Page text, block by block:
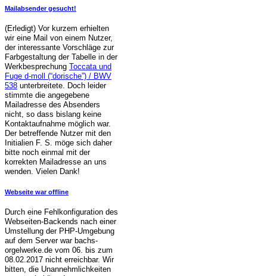
Mailabsender gesucht!
(Erledigt) Vor kurzem erhielten
wir eine Mail von einem Nutzer,
der interessante Vorschläge zur
Farbgestaltung der Tabelle in der
Werkbesprechung Toccata und
Fuge d-moll (“dorische”) / BWV
538 unterbreitete. Doch leider
stimmte die angegebene
Mailadresse des Absenders
nicht, so dass bislang keine
Kontaktaufnahme möglich war.
Der betreffende Nutzer mit den
Initialien F. S. möge sich daher
bitte noch einmal mit der
korrekten Mailadresse an uns
wenden. Vielen Dank!
Webseite war offline
Durch eine Fehlkonfiguration des
Webseiten-Backends nach einer
Umstellung der PHP-Umgebung
auf dem Server war bachs-
orgelwerke.de vom 06. bis zum
08.02.2017 nicht erreichbar. Wir
bitten, die Unannehmlichkeiten